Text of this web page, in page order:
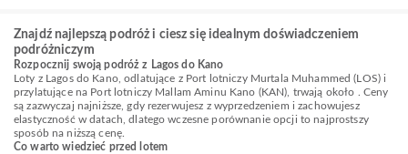
Znajdź najlepszą podróż i ciesz się idealnym doświadczeniem
podróżniczym
Rozpocznij swoją podróż z Lagos do Kano
Loty z Lagos do Kano, odlatujące z Port lotniczy Murtala Muhammed (LOS) i
przylatujące na Port lotniczy Mallam Aminu Kano (KAN), trwają około . Ceny
są zazwyczaj najniższe, gdy rezerwujesz z wyprzedzeniem i zachowujesz
elastyczność w datach, dlatego wczesne porównanie opcji to najprostszy
sposób na niższą cenę.
Co warto wiedzieć przed lotem